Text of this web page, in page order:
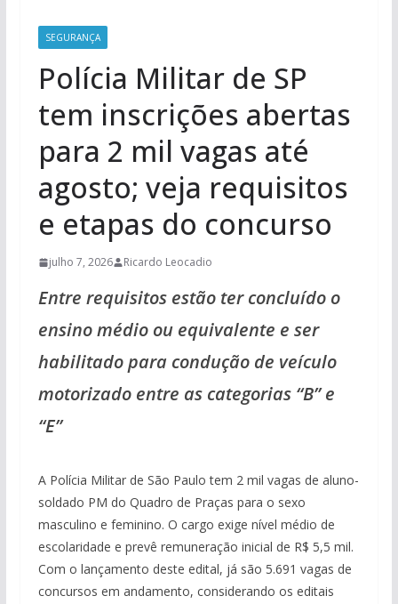
SEGURANÇA
Polícia Militar de SP
tem inscrições abertas
para 2 mil vagas até
agosto; veja requisitos
e etapas do concurso
julho 7, 2026 Ricardo Leocadio
Entre requisitos estão ter concluído o
ensino médio ou equivalente e ser
habilitado para condução de veículo
motorizado entre as categorias “B” e
“E”
A Polícia Militar de São Paulo tem 2 mil vagas de aluno-
soldado PM do Quadro de Praças para o sexo
masculino e feminino. O cargo exige nível médio de
escolaridade e prevê remuneração inicial de R$ 5,5 mil.
Com o lançamento deste edital, já são 5.691 vagas de
concursos em andamento, considerando os editais